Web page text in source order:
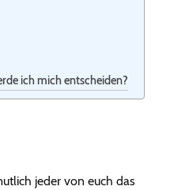
ich mich entscheiden?
jeder von euch das